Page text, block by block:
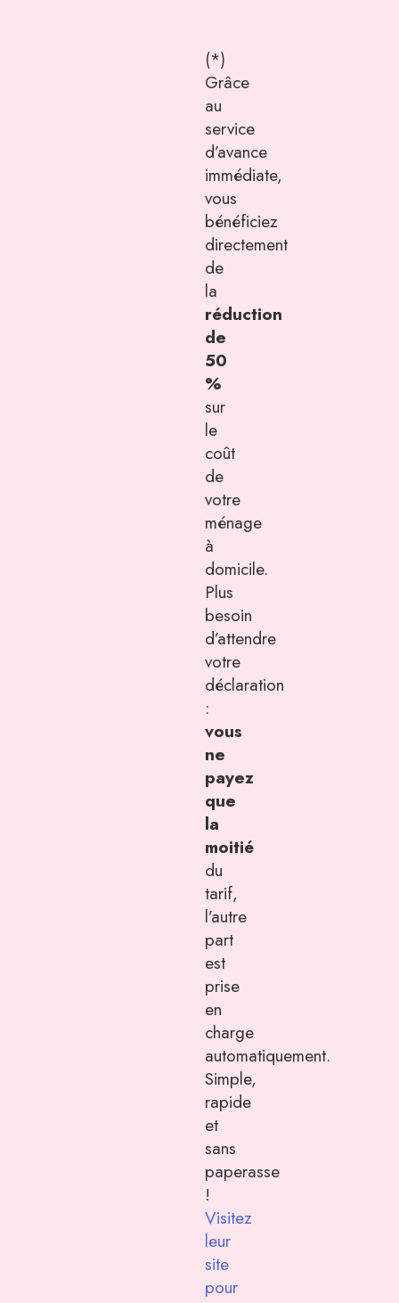
(*)
Grâce
au
service
d’avance
immédiate,
vous
bénéficiez
directement
de
la
réduction
de
50
%
sur
le
coût
de
votre
ménage
à
domicile.
Plus
besoin
d’attendre
votre
déclaration
:
vous
ne
payez
que
la
moitié
du
tarif,
l’autre
part
est
prise
en
charge
automatiquement.
Simple,
rapide
et
sans
paperasse
!
Visitez
leur
site
pour